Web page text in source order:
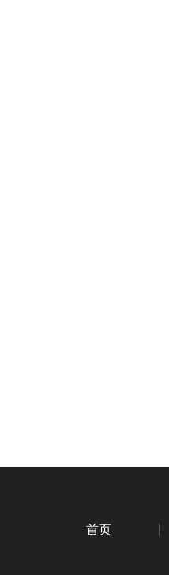
首页